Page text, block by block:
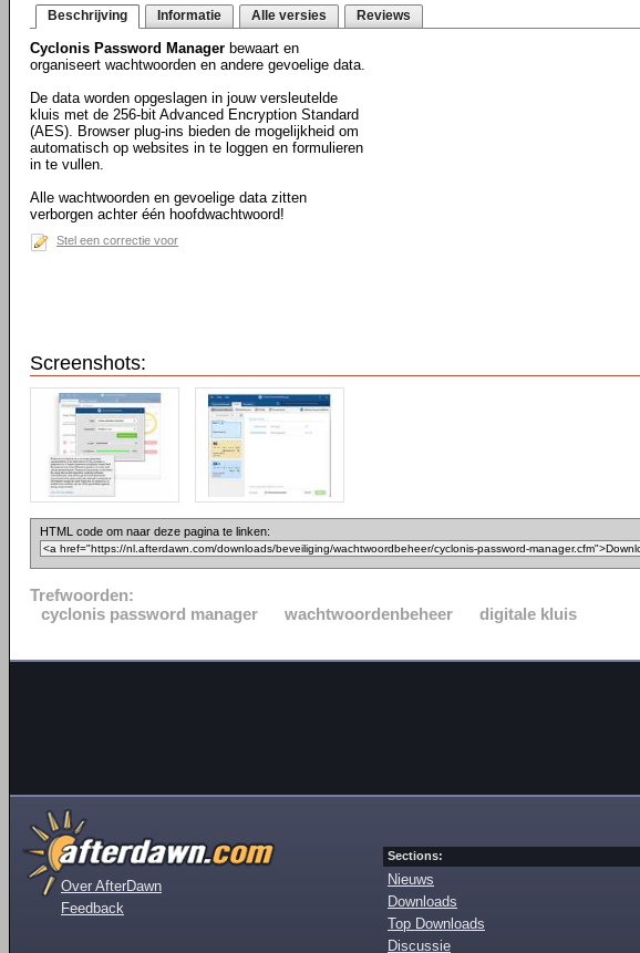
Beschrijving Informatie Alle versies Reviews
Cyclonis Password Manager bewaart en
organiseert wachtwoorden en andere gevoelige data.
De data worden opgeslagen in jouw versleutelde
kluis met de 256-bit Advanced Encryption Standard
(AES). Browser plug-ins bieden de mogelijkheid om
automatisch op websites in te loggen en formulieren
in te vullen.
Alle wachtwoorden en gevoelige data zitten
verborgen achter één hoofdwachtwoord!
Stel een correctie voor
Screenshots:
HTML code om naar deze pagina te linken:
Trefwoorden:
cyclonis password manager
wachtwoordenbeheer digitale kluis
Over AfterDawn
Feedback
Sections:
Nieuws
Downloads
Top Downloads
Discussie